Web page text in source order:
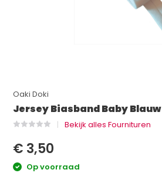
Oaki Doki
Jersey Biasband Baby Blauw
Bekijk alles Fournituren
€ 3,50
Op voorraad